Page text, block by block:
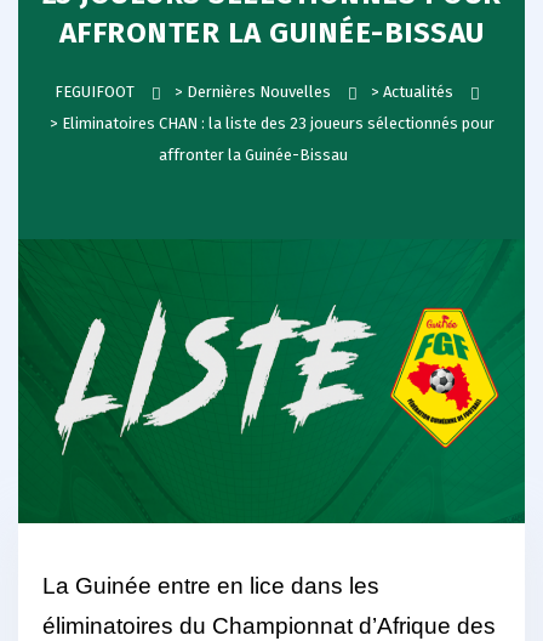
AFFRONTER LA GUINÉE-BISSAU
FEGUIFOOT > Dernières Nouvelles > Actualités
> Eliminatoires CHAN : la liste des 23 joueurs sélectionnés pour
affronter la Guinée-Bissau
La Guinée entre en lice dans les
éliminatoires du Championnat d’Afrique des